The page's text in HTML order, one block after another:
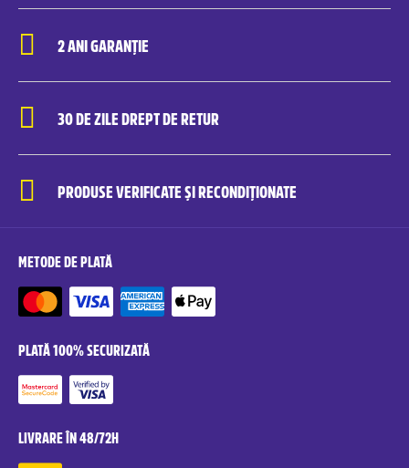
2 ANI GARANȚIE
30 DE ZILE DREPT DE RETUR
PRODUSE VERIFICATE ȘI RECONDIȚIONATE
METODE DE PLATĂ
PLATĂ 100% SECURIZATĂ
LIVRARE ÎN 48/72H